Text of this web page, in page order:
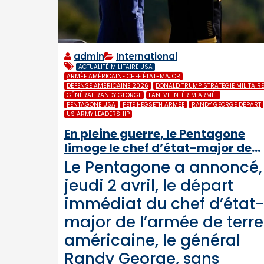
admin International
ACTUALITÉ MILITAIRE USA
ARMÉE AMÉRICAINE CHEF ÉTAT-MAJOR
DÉFENSE AMÉRICAINE 2026
DONALD TRUMP STRATÉGIE MILITAIRE
GÉNÉRAL RANDY GEORGE
LANEVE INTÉRIM ARMÉE
PENTAGONE USA
PETE HEGSETH ARMÉE
RANDY GEORGE DÉPART
US ARMY LEADERSHIP
En pleine guerre, le Pentagone
limoge le chef d’état-major de
l’armée de terre US
Le Pentagone a annoncé,
jeudi 2 avril, le départ
immédiat du chef d’état-
major de l’armée de terre
américaine, le général
Randy George, sans